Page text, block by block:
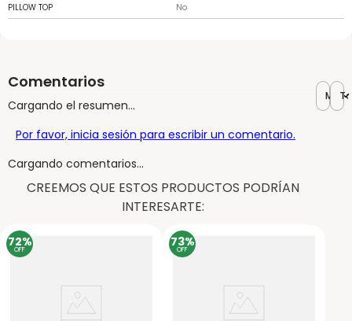
PILLOW TOP
No
Comentarios
Cargando el resumen…
Por favor, inicia sesión para escribir un comentario.
Más
Cargando comentarios…
CREEMOS QUE ESTOS PRODUCTOS PODRÍAN
INTERESARTE:
72%
OFF
73%
OFF